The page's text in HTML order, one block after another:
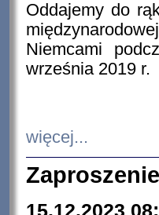
Oddajemy do
Niemcami
września 2019 r.
więcej...
15.12.2023